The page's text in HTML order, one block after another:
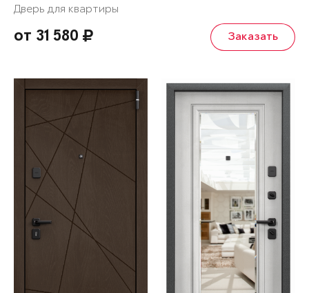
Дверь для квартиры
от 31 580 Заказать